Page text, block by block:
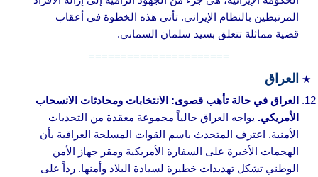
المرتبطين بالنظام الإيراني. تأتي هذه الخطوة في أعقاب
قضية مماثلة تتعلق بسيد سلمان السماني.
======================
العراق
العراق في حالة تأهب قصوى: الانتخابات ومحادثات الانسحاب
الأمريكي. يواجه العراق حالياً مجموعة معقدة من التحديات
الأمنية. اعترف المتحدث باسم القوات المسلحة العراقية بأن
الهجمات الأخيرة على السفارة الأمريكية ومقر جهاز الأمن
الوطني تشكل تهديدات خطيرة لسيادة البلاد وأمنها. رداً على